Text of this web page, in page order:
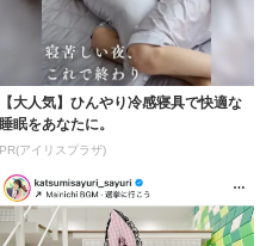
【大人気】ひんやり冷感寝具で快適な
睡眠をあなたに。
PR(アイリスプラザ)